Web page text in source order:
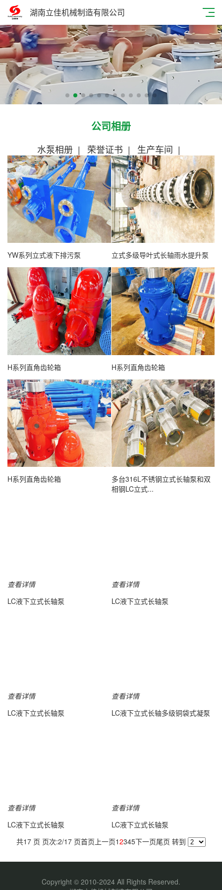
湖南立佳机械制造有限公司
公司相册
水泵相册| 荣誉证书 | 生产车间 |
查看详情
YW系列立式液下排污泵
查看详情
立式多级导叶式长轴雨水提升泵
查看详情
H系列直角齿轮箱
查看详情
H系列直角齿轮箱
查看详情
H系列直角齿轮箱
查看详情
多台316L不锈钢立式长轴泵和双
相钢LC立式...
查看详情
LC液下立式长轴泵
查看详情
LC液下立式长轴泵
查看详情
LC液下立式长轴泵
查看详情
LC液下立式长轴多级铜袋式凝泵
查看详情
LC液下立式长轴泵
查看详情
LC液下立式长轴泵
共17 页 页次:2/17 页首页 上一页12345下一页尾页 转到
Copyright © 2010-2024 All Rights Reserved.